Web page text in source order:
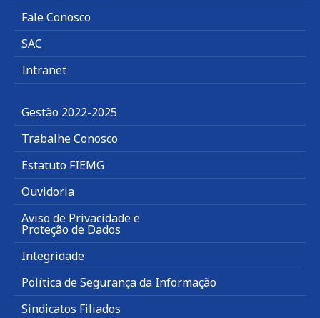
Fale Conosco
SAC
Intranet
Gestão 2022-2025
Trabalhe Conosco
Estatuto FIEMG
Ouvidoria
Aviso de Privacidade e
Proteção de Dados
Integridade
Política de Segurança da Informação
Sindicatos Filiados